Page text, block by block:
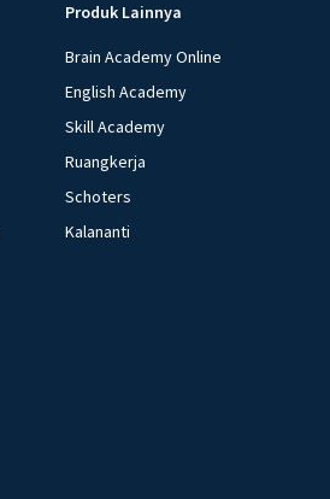
Produk Lainnya
Brain Academy Online
English Academy
Skill Academy
Ruangkerja
Schoters
Kalananti